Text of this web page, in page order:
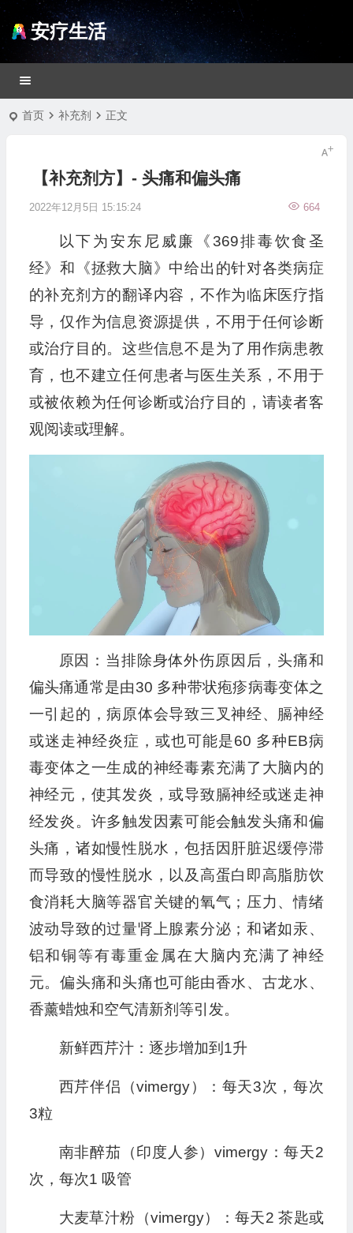
安疗生活
首页 补充剂 正文
【补充剂方】- 头痛和偏头痛
2022年12月5日 15:15:24 664
以下为安东尼威廉《369排毒饮食圣
经》和《拯救大脑》中给出的针对各类病症
的补充剂方的翻译内容，不作为临床医疗指
导，仅作为信息资源提供，不用于任何诊断
或治疗目的。这些信息不是为了用作病患教
育，也不建立任何患者与医生关系，不用于
或被依赖为任何诊断或治疗目的，请读者客
观阅读或理解。
原因：当排除身体外伤原因后，头痛和
偏头痛通常是由30 多种带状疱疹病毒变体之
一引起的，病原体会导致三叉神经、膈神经
或迷走神经炎症，或也可能是60 多种EB病
毒变体之一生成的神经毒素充满了大脑内的
神经元，使其发炎，或导致膈神经或迷走神
经发炎。许多触发因素可能会触发头痛和偏
头痛，诸如慢性脱水，包括因肝脏迟缓停滞
而导致的慢性脱水，以及高蛋白即高脂肪饮
食消耗大脑等器官关键的氧气；压力、情绪
波动导致的过量肾上腺素分泌；和诸如汞、
铝和铜等有毒重金属在大脑内充满了神经
元。偏头痛和头痛也可能由香水、古龙水、
香薰蜡烛和空气清新剂等引发。
新鲜西芹汁：逐步增加到1升
西芹伴侣（vimergy）：每天3次，每次
3粒
南非醉茄（印度人参）vimergy：每天2
次，每次1 吸管
大麦草汁粉（vimergy）：每天2 茶匙或